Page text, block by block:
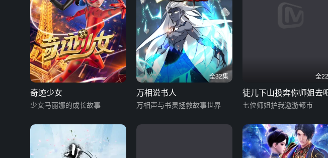
奇迹少女
少女马丽娜的成长故事
全32集
万相说书人
万相声与书灵拯救故事世界
全
徒儿下山投奔你师姐去
七位师姐护我遨游都市